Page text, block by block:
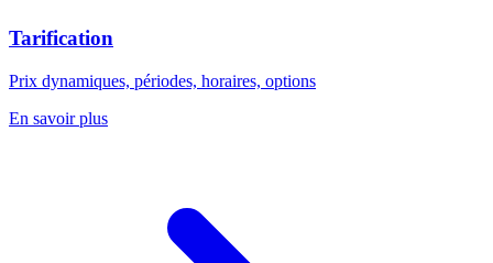
Tarification
Prix dynamiques, périodes, horaires, options
En savoir plus